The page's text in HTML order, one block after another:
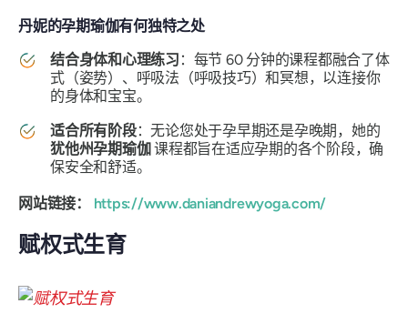
丹妮的孕期瑜伽有何独特之处
结合身体和心理练习 ：每节 60 分钟的课程都融合了体
式（姿势）、呼吸法（呼吸技巧）和冥想，以连接你
的身体和宝宝。
适合所有阶段：无论您处于孕早期还是孕晚期，她的
犹他州孕期瑜伽课程都旨在适应孕期的各个阶段，确
保安全和舒适。
网站链接： https://www.daniandrewyoga.com/
赋权式生育